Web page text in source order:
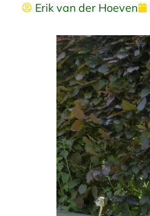
Erik van der Hoeven